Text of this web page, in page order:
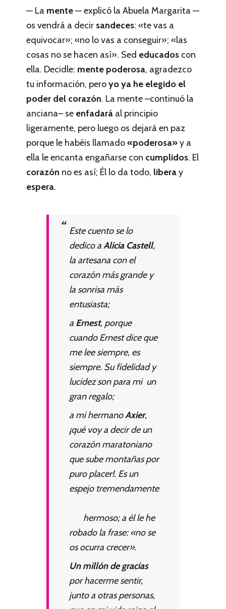
— La mente— explicó la Abuela Margarita —
os vendrá a decir sandeces: «te vas a
equivocar»; «no lo vas a conseguir»; «las
cosas no se hacen así». Sed educados con
ella. Decidle: mente poderosa, agradezco
tu información, peroyo ya he elegido el
poder del corazón. La mente –continuó la
anciana– se enfadará al principio
ligeramente, pero luego os dejará en paz
porque le habéis llamado«poderosa»y a
ella le encanta engañarse con cumplidos. El
corazón no es así; Él lo da todo, liberay
espera.
Este cuento se lo
dedico aAlicia Castell,
la artesana con el
corazón más grande y
la sonrisa más
entusiasta;
a Ernest, porque
cuando Ernest dice que
me lee siempre, es
siempre. Su fidelidad y
lucidez son para mi un
gran regalo;
a mi hermanoAxier,
¡qué voy a decir de un
corazón maratoniano
que sube montañas por
puro placer!. Es un
espejo tremendamente
hermoso; a él le he
robado la frase: «no se
os ocurra crecer».
Un millón de gracias
por hacerme sentir,
junto a otras personas,